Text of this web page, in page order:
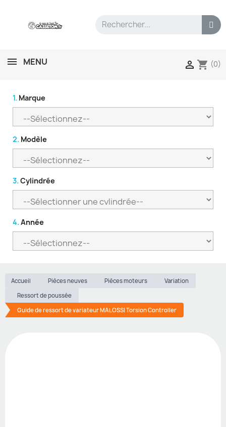
MENU  shopping_cart (0)
1. Marque
2. Modèle
3. Cylindrée
4. Année
Accueil Pièces neuves Pièces moteurs
Variation
Ressort de poussée
Guide de ressort de variateur MALOSSI Torsion Controller